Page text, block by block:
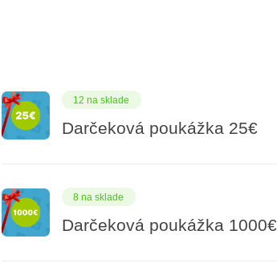
12 na sklade
Darčeková poukážka 25€
8 na sklade
Darčeková poukážka 1000€